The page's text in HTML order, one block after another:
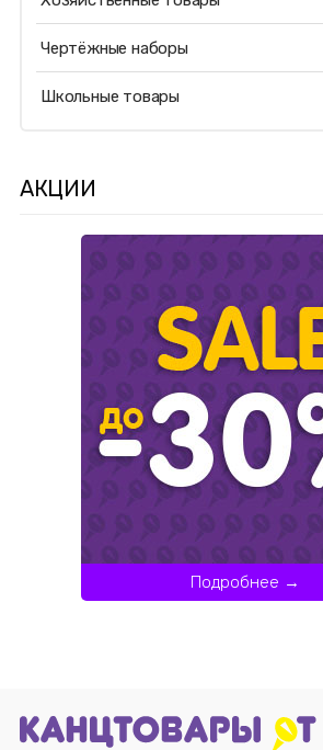
Чертёжные наборы
Школьные товары
АКЦИИ
Подробнее →